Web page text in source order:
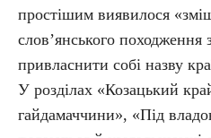
простішим виявилося
слов’янського
привласнити собі назву
У розділах «Козацький
гайдамаччини», «Під